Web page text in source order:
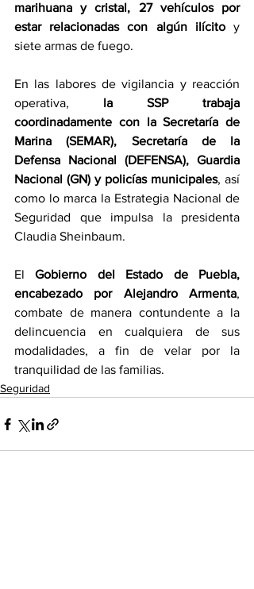
marihuana y cristal, 27 vehículos por
estar relacionadas con algún ilícito y
siete armas de fuego.
En las labores de vigilancia y reacción
operativa, la SSP trabaja
coordinadamente con la Secretaría de
Marina (SEMAR), Secretaría de la
Defensa Nacional (DEFENSA), Guardia
Nacional (GN) y policías municipales, así
como lo marca la Estrategia Nacional de
Seguridad que impulsa la presidenta
Claudia Sheinbaum.
El Gobierno del Estado de Puebla,
encabezado por Alejandro Armenta,
combate de manera contundente a la
delincuencia en cualquiera de sus
modalidades, a fin de velar por la
tranquilidad de las familias.
Seguridad